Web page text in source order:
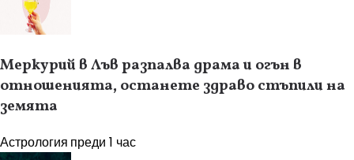
Меркурий в Лъв разпалва драма и огън в
отношенията, останете здраво стъпили на
земята
Астрология преди 1 час